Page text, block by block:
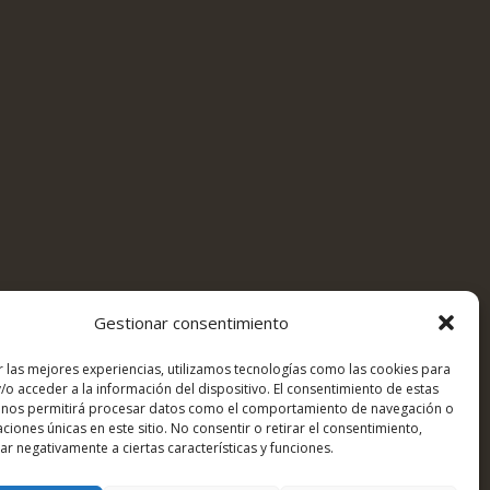
Gestionar consentimiento
las mejores experiencias, utilizamos tecnologías como las cookies para
o acceder a la información del dispositivo. El consentimiento de estas
permitirá procesar datos como el comportamiento de navegación o
únicas en este sitio. No consentir o retirar el consentimiento,
negativamente a ciertas características y funciones.